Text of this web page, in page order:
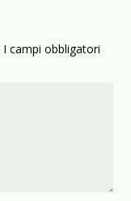
I campi obbligatori